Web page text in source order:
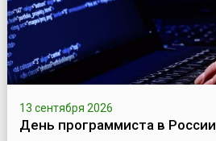
13 сентября 2026
День программиста в России